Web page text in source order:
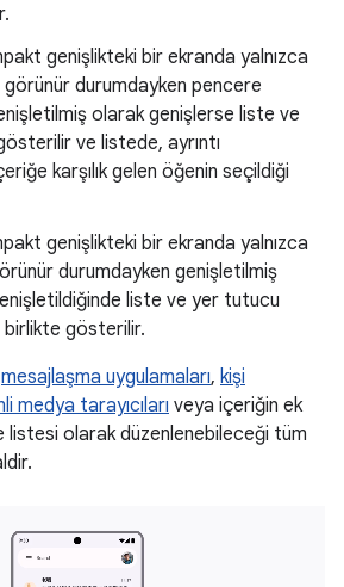
genişlikteki bir ekranda yalnızca
görünür durumdayken pencere
olarak genişlerse liste ve
ve listede, ayrıntı
karşılık gelen öğenin seçildiği
genişlikteki bir ekranda yalnızca
durumdayken genişletilmiş
liste ve yer tutucu
birlikte gösterilir.
mesajlaşma uygulamaları, kişi
medya tarayıcıları veya içeriğin ek
listesi olarak düzenlenebileceği tüm